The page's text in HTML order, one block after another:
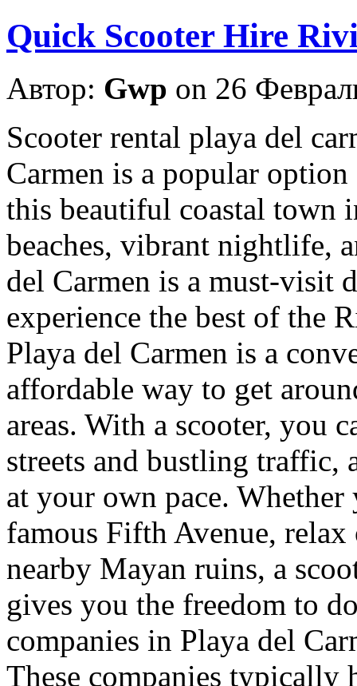
Quick Scooter Hire
Автор: Gwp on 26
Scooter rental playa del
Carmen is a popular
this beautiful coastal town
beaches, vibrant nightlife,
del Carmen is a must-visit
experience the best of the
Playa del Carmen is a
affordable way to get
areas. With a scooter, you
streets and bustling
at your own pace.
famous Fifth Avenue,
nearby Mayan ruins, a
gives you the freedom to
companies in Playa del
These companies typically